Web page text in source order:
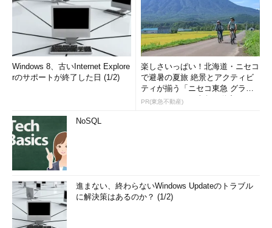
Windows 8、古いInternet Explore
rのサポートが終了した日 (1/2)
楽しさいっぱい！北海道・ニセコ
で避暑の夏旅 絶景とアクティビ
ティが揃う「ニセコ東急 グラ
ン・ヒラフ」～東急不動産
PR(東急不動産)
NoSQL
進まない、終わらないWindows Updateのトラブル
に解決策はあるのか？ (1/2)